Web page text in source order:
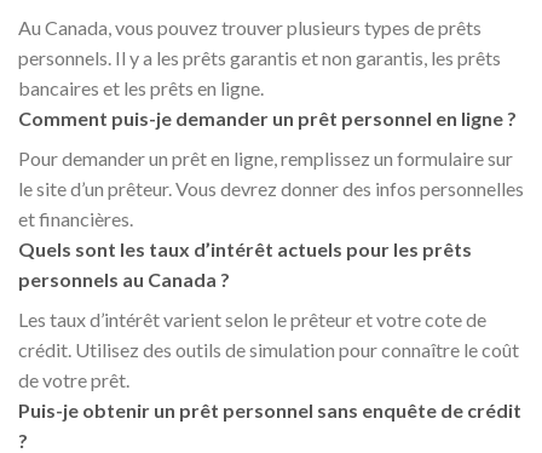
Au Canada, vous pouvez trouver plusieurs types de prêts
personnels. Il y a les prêts garantis et non garantis, les prêts
bancaires et les prêts en ligne.
Comment puis-je demander un prêt personnel en ligne ?
Pour demander un prêt en ligne, remplissez un formulaire sur
le site d’un prêteur. Vous devrez donner des infos personnelles
et financières.
Quels sont les taux d’intérêt actuels pour les prêts
personnels au Canada ?
Les taux d’intérêt varient selon le prêteur et votre cote de
crédit. Utilisez des outils de simulation pour connaître le coût
de votre prêt.
Puis-je obtenir un prêt personnel sans enquête de crédit
?